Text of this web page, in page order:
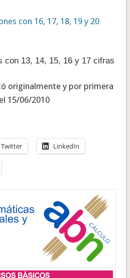
con 16, 17, 18, 19 y 20
con 13, 14, 15, 16 y 17 cifras
originalmente y por primera
15/06/2010
Twitter LinkedIn